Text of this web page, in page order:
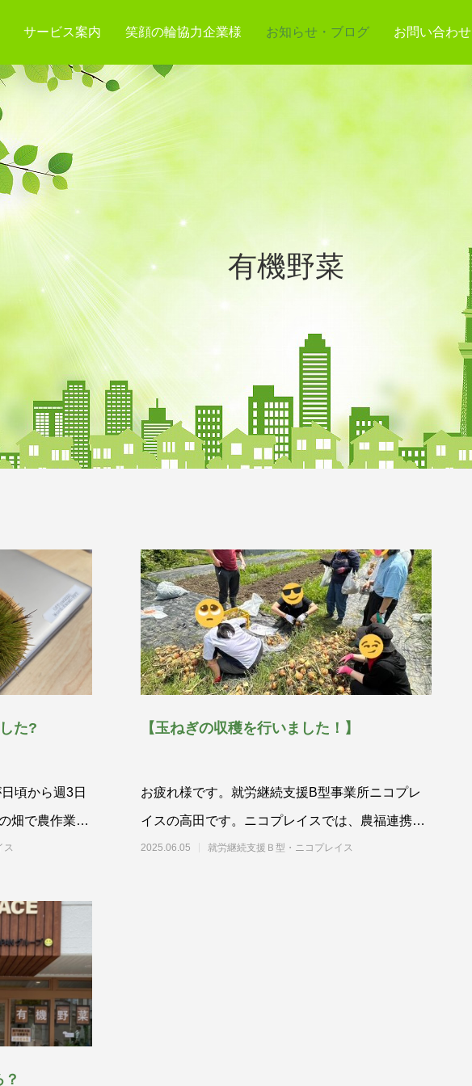
サービス案内 笑顔の輪協力企業様 お知らせ・ブログ お問い合わせ
有機野菜
た?
頃から週3日
畑で農作業に
プレイス
【玉ねぎの収穫を行いました！】
お疲れ様です。就労継続支援B型事業所ニコプレ
イスの高田です。ニコプレイスでは、農福連携の
取り組みの一環として、豊能町にある畑
2025.06.05 就労継続支援Ｂ型・ニコプレイス